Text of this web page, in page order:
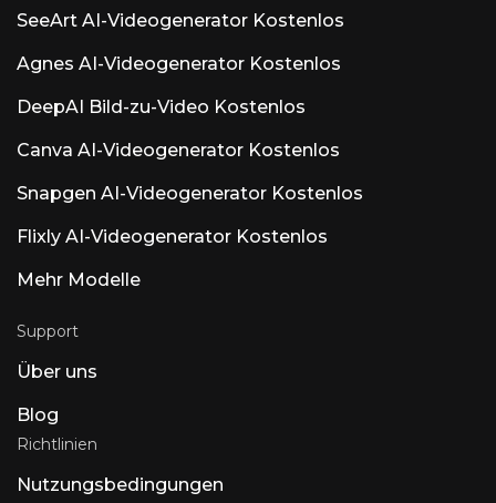
SeeArt AI-Videogenerator Kostenlos
Agnes AI-Videogenerator Kostenlos
DeepAI Bild-zu-Video Kostenlos
Canva AI-Videogenerator Kostenlos
Snapgen AI-Videogenerator Kostenlos
Flixly AI-Videogenerator Kostenlos
Mehr Modelle
Support
Über uns
Blog
Richtlinien
Nutzungsbedingungen